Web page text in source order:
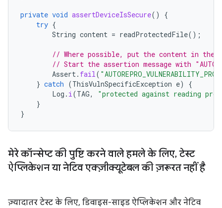
private void assertDeviceIsSecure()
{
try {
String content = readProtectedFile();
// Where possible, put the content in the
// Start the assertion message with
Assert. fail(
} catch (ThisVulnSpecificException e)
{
Log . i(TAG,
"protected against reading
}
}
मेरे कॉन्सेप्ट की पुष्टि करने वाले हमले के लिए,टेस्ट
ऐप्लिकेशन या नेटिव एक्ज़ीक्यूटेबल की ज़रूरत नहीं है
ज़्यादातर टेस्ट के लिए, डिवाइस-साइड ऐप्लिकेशन और नेटिव